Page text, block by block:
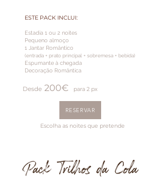
Desde 200€ para 2 px
ESTE PACK INCLUI:
Estadia 1 ou 2 noites
Pequeno almoço
1 Jantar Romântico
(entrada + prato principal + sobremesa + bebida)
Espumante à chegada
Decoração Romântica
RESERVAR
Escolha as noites que pretende